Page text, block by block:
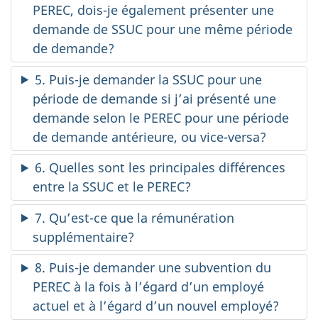
PEREC, dois-je également présenter une
demande de SSUC pour une même période
de demande?
5. Puis-je demander la SSUC pour une
période de demande si j’ai présenté une
demande selon le PEREC pour une période
de demande antérieure, ou vice-versa?
6. Quelles sont les principales différences
entre la SSUC et le PEREC?
7. Qu’est-ce que la rémunération
supplémentaire?
8. Puis-je demander une subvention du
PEREC à la fois à l’égard d’un employé
actuel et à l’égard d’un nouvel employé?